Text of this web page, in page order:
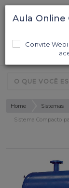
Home Sistemas
Sistema Compacto
Aula Online